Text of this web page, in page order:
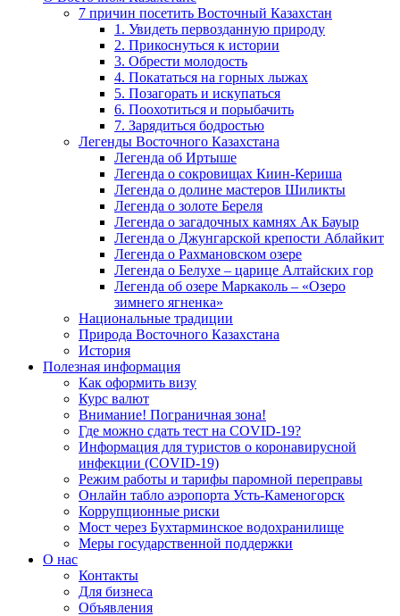
7 причин посетить Восточный Казахстан
1. Увидеть первозданную природу
2. Прикоснуться к истории
3. Обрести молодость
4. Покататься на горных лыжах
5. Позагорать и искупаться
6. Поохотиться и порыбачить
7. Зарядиться бодростью
Легенды Восточного Казахстана
Легенда об Иртыше
Легенда о сокровищах Киин-Кериша
Легенда о долине мастеров Шиликты
Легенда о золоте Береля
Легенда о загадочных камнях Ак Бауыр
Легенда о Джунгарской крепости Аблайкит
Легенда о Рахмановском озере
Легенда о Белухе – царице Алтайских гор
Легенда об озере Маркаколь – «Озеро
зимнего ягненка»
Национальные традиции
Природа Восточного Казахстана
История
Полезная информация
Как оформить визу
Курс валют
Внимание! Пограничная зона!
Где можно сдать тест на COVID-19?
Информация для туристов о коронавирусной
инфекции (COVID-19)
Режим работы и тарифы паромной переправы
Онлайн табло аэропорта Усть-Каменогорск
Коррупционные риски
Мост через Бухтарминское водохранилище
Меры государственной поддержки
О нас
Контакты
Для бизнеса
Объявления